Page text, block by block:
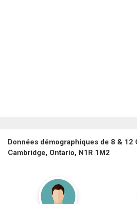
Données démographiques de 8 & 12
Cambridge, Ontario, N1R 1M2